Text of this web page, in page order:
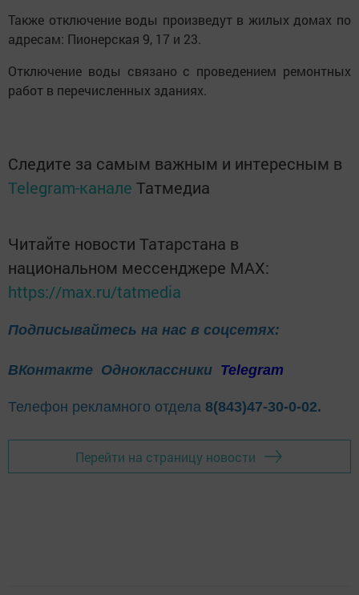
Также отключение воды произведут в жилых домах по
адресам: Пионерская 9, 17 и 23.
Отключение воды связано с проведением ремонтных
работ в перечисленных зданиях.
Следите за самым важным и интересным в
Telegram-канале Татмедиа
Читайте новости Татарстана в
национальном мессенджере MАХ:
https://max.ru/tatmedia
Подписывайтесь на нас в соцсетях:
ВКонтакте Одноклассники Telegram
Телефон рекламного отдела 8(843)47-30-0-02.
Перейти на страницу новости